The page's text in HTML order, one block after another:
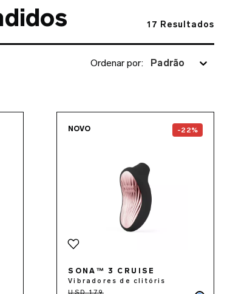
17 Resultados
Ordenar por: Padrão
NOVO -22%
SONA™ 3 CRUISE
Vibradores de clitóris